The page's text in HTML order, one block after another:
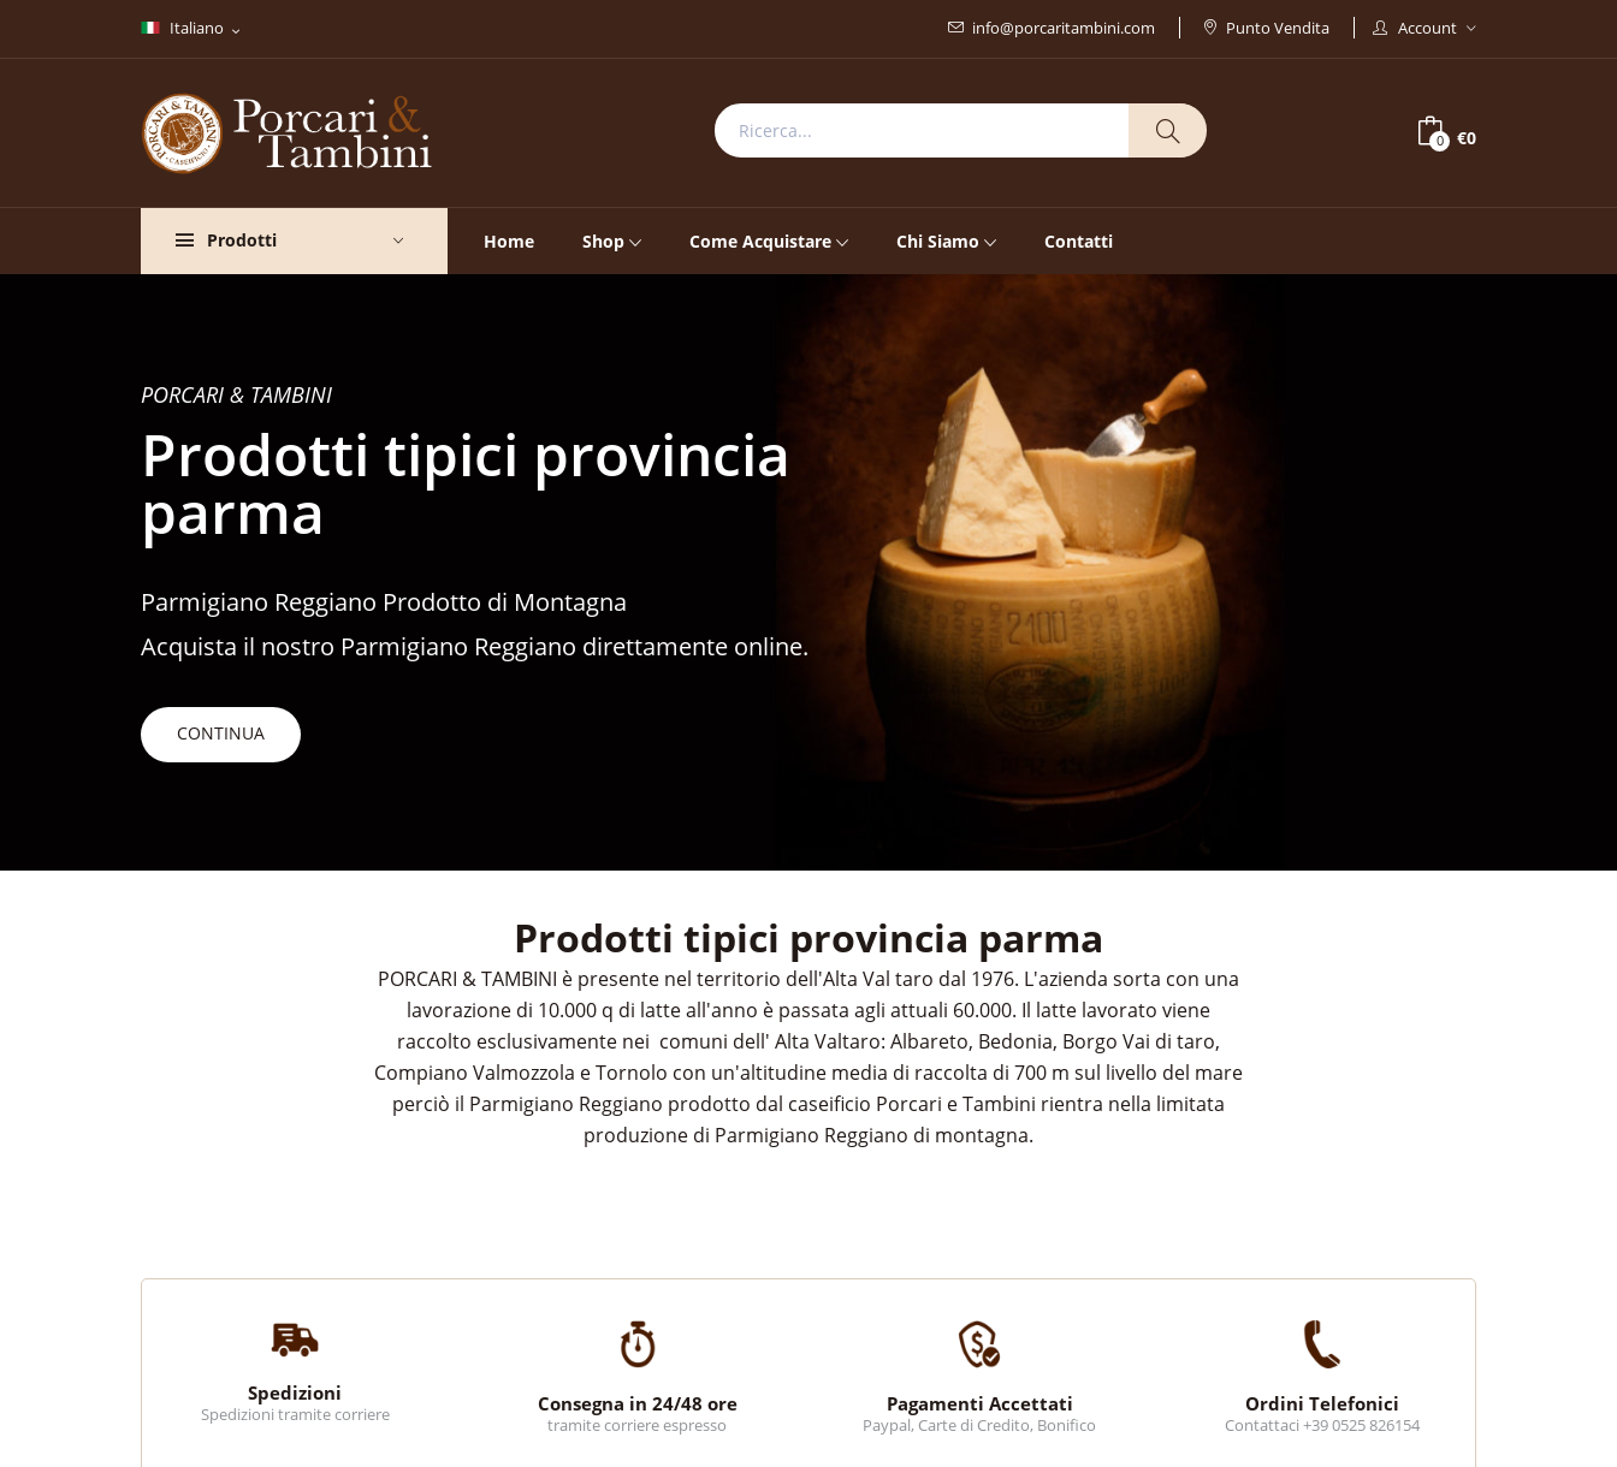
Italiano info@porcaritambini.com Punto Vendita Account
0 €0
Prodotti Home Shop Come Acquistare Chi Siamo Contatti
PORCARI & TAMBINI
Prodotti tipici provincia
parma
Parmigiano Reggiano Prodotto di Montagna
Acquista il nostro Parmigiano Reggiano direttamente online.
CONTINUA
Prodotti tipici provincia parma
PORCARI & TAMBINI è presente nel territorio dell'Alta Val taro dal 1976. L'azienda sorta con una
lavorazione di 10.000 q di latte all'anno è passata agli attuali 60.000. Il latte lavorato viene
raccolto esclusivamente nei comuni dell' Alta Valtaro: Albareto, Bedonia, Borgo Vai di taro,
Compiano Valmozzola e Tornolo con un'altitudine media di raccolta di 700 m sul livello del mare
perciò il Parmigiano Reggiano prodotto dal caseificio Porcari e Tambini rientra nella limitata
produzione di Parmigiano Reggiano di montagna.
Spedizioni
Spedizioni tramite corriere Consegna in 24/48 ore
tramite corriere espresso
Pagamenti Accettati
Paypal, Carte di Credito, Bonifico
Ordini Telefonici
Contattaci +39 0525 826154